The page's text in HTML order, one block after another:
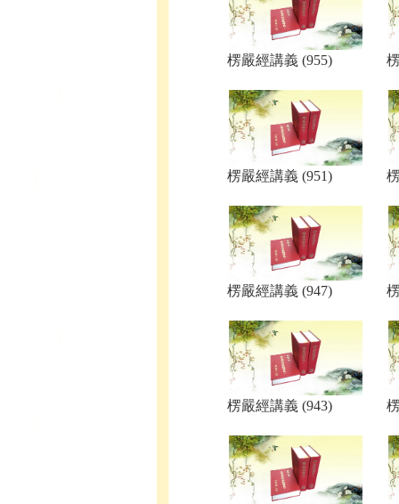
楞嚴經講義 (955)
楞嚴經講義 (951)
楞嚴經講義 (947)
楞嚴經講義 (943)